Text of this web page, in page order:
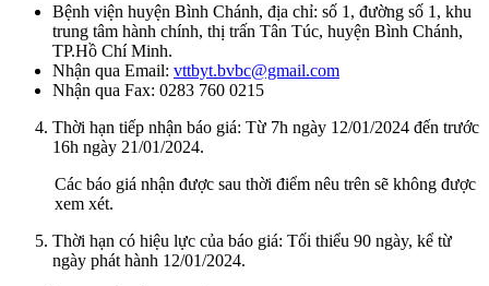
Bệnh viện huyện Bình Chánh, địa chỉ: số 1, đường số 1, khu
trung tâm hành chính, thị trấn Tân Túc, huyện Bình Chánh,
TP.Hồ Chí Minh.
Nhận qua Email: vttbyt.bvbc@gmail.com
Nhận qua Fax: 0283 760 0215
Thời hạn tiếp nhận báo giá: Từ 7h ngày 12/01/2024 đến trước
16h ngày 21/01/2024.
Các báo giá nhận được sau thời điểm nêu trên sẽ không được
xem xét.
Thời hạn có hiệu lực của báo giá: Tối thiểu 90 ngày, kể từ
ngày phát hành 12/01/2024.